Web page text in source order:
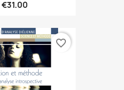
€31.00
favorite_border